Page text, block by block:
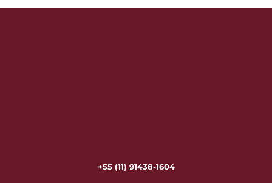
+55 (11) 91438-1604